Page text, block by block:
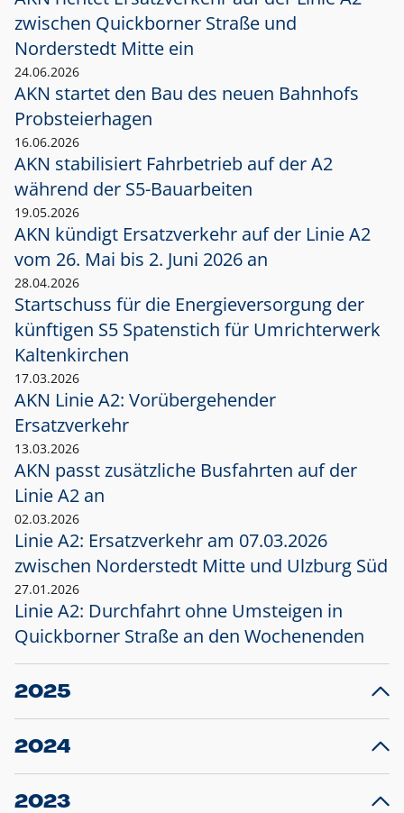
zwischen Quickborner Straße und
Norderstedt Mitte ein
24.06.2026
AKN startet den Bau des neuen Bahnhofs
Probsteierhagen
16.06.2026
AKN stabilisiert Fahrbetrieb auf der A2
während der S5-Bauarbeiten
19.05.2026
AKN kündigt Ersatzverkehr auf der Linie A2
vom 26. Mai bis 2. Juni 2026 an
28.04.2026
Startschuss für die Energieversorgung der
künftigen S5 Spatenstich für Umrichterwerk
Kaltenkirchen
17.03.2026
AKN Linie A2: Vorübergehender
Ersatzverkehr
13.03.2026
AKN passt zusätzliche Busfahrten auf der
Linie A2 an
02.03.2026
Linie A2: Ersatzverkehr am 07.03.2026
zwischen Norderstedt Mitte und Ulzburg Süd
27.01.2026
Linie A2: Durchfahrt ohne Umsteigen in
Quickborner Straße an den Wochenenden
2025
23.12.2025
Projekt S5: Start der Bauarbeiten am
2024
10.12.2024
Großprojekt S5: Sperrung der Bahnstraße in
2023